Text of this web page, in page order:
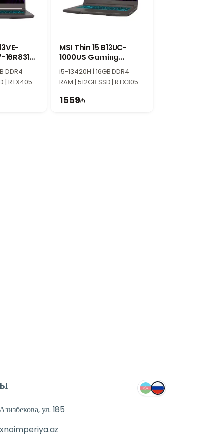
помогает поддерживать
Сочетание Intel Core 5, 16GB
16R831-
DDR4
| RTX4050
MSI Thin 15 B13UC-
1000US Gaming
Laptop
i5-13420H | 16GB DDR4
RAM | 512GB SSD | RTX3050
Win11
1559
ул. 185